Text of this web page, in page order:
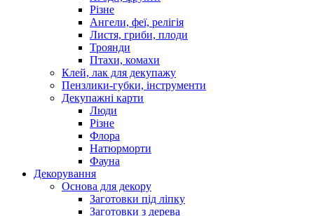
Різне
Ангели, феї, релігія
Листя, гриби, плоди
Троянди
Птахи, комахи
Клей, лак для декупажу
Пензлики-губки, інструменти
Декупажні карти
Люди
Різне
Флора
Натюрморти
Фауна
Декорування
Основа для декору
Заготовки під ліпку
Заготовки з дерева